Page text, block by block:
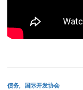
债务 国际开发协会